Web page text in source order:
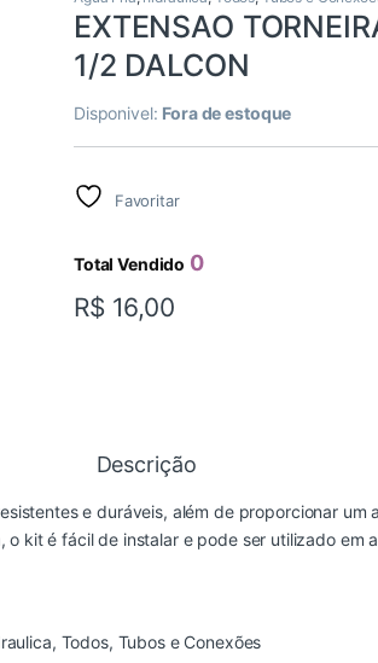
EXTENSAO
1/2 DALCON
Disponivel: Fora de estoque
Favoritar
Total Vendido 0
R$ 16,00
Descrição
e duráveis, além de proporcionar um
kit é fácil de instalar e pode ser utilizado em
, Todos, Tubos e Conexões